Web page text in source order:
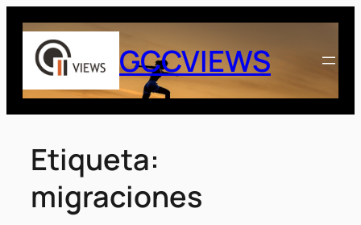
Saltar
contenido
GCCVIEWS
Etiqueta:
migraciones